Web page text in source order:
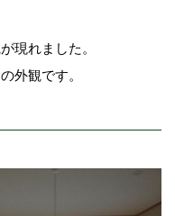
現れました。
外観です。